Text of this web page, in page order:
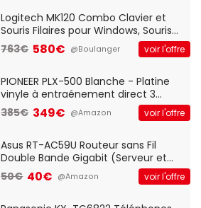
QWERTY UK - Noir
Logitech MK120 Combo Clavier et
Souris Filaires pour Windows, Souris
Optique Filaire, Connexion USB Plug
And Play, Confortable, Taille
QWERTY UK - Noir
763€ 580€ @Boulanger voir l'offre
PIONEER PLX-500 Blanche - Platine
vinyle à entraénement direct 3
vitesses (33-45-78 trs/min) avec
pre-ampli intégré et port USB
385€ 349€ @Amazon voir l'offre
Asus RT-AC59U Routeur sans Fil
Double Bande Gigabit (Serveur et
Client VPN, Triple Vlan, Mode Point
d'accès et Bridge, contrôle Parental,
50€ 40€ @Amazon voir l'offre